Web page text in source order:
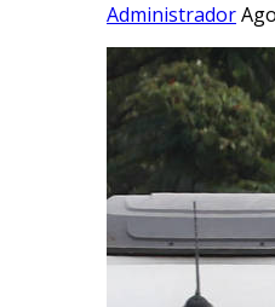
Administrador